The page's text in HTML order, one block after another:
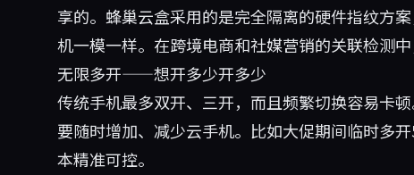
享的。蜂巢云盒采用的是完全隔离的硬件指纹方
机一模一样。在跨境电商和社媒营销的关联检
无限多开——想开多少开多少
传统手机最多双开、三开，而且频繁切换容易卡
要随时增加、减少云手机。比如大促期间临时多
本精准可控。